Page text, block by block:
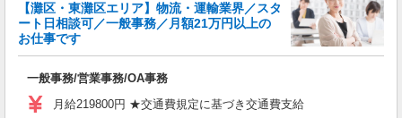
【灘区・東灘区エリア】物流・運輸業界／スタ
ート日相談可／一般事務／月額21万円以上の
お仕事です
一般事務/営業事務/OA事務
月給219800円 ★交通費規定に基づき交通費支給